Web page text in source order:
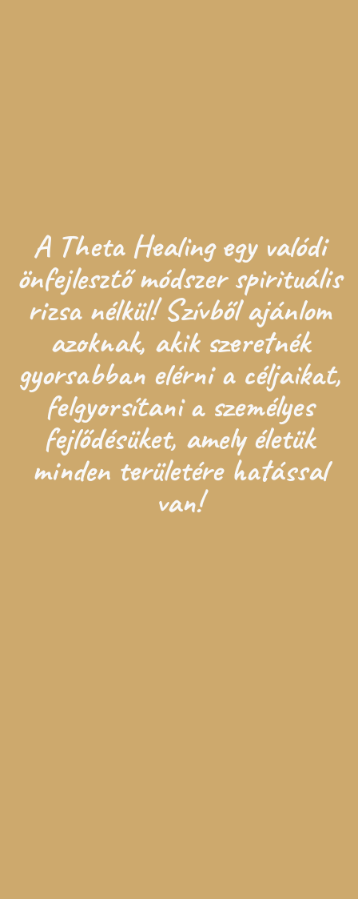
A Theta Healing egy valódi
önfejlesztő módszer spirituális
rizsa nélkül! Szívből ajánlom
azoknak, akik szeretnék
gyorsabban elérni a céljaikat,
felgyorsítani a személyes
fejlődésüket, amely életük
minden területére hatással
van!